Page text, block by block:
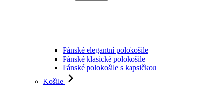
Pánské elegantní polokošile
Pánské klasické polokošile
Pánské polokošile s kapsičkou
Košile